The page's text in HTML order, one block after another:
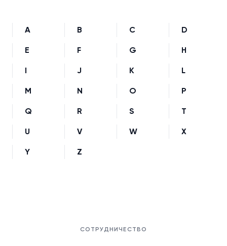
A B C D
E F G H
I J K L
M N O P
Q R S T
U V W X
Y Z
СОТРУДНИЧЕСТВО